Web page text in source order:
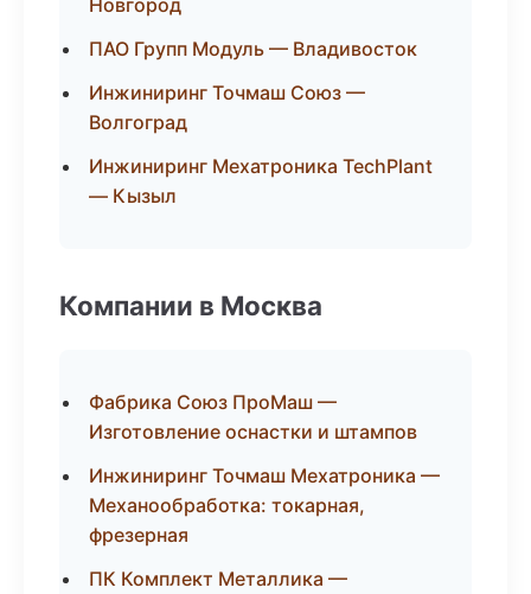
Новгород
ПАО Групп Модуль — Владивосток
Инжиниринг Точмаш Союз —
Волгоград
Инжиниринг Мехатроника TechPlant
— Кызыл
Компании в Москва
Фабрика Союз ПроМаш —
Изготовление оснастки и штампов
Инжиниринг Точмаш Мехатроника —
Механообработка: токарная,
фрезерная
ПК Комплект Металлика —